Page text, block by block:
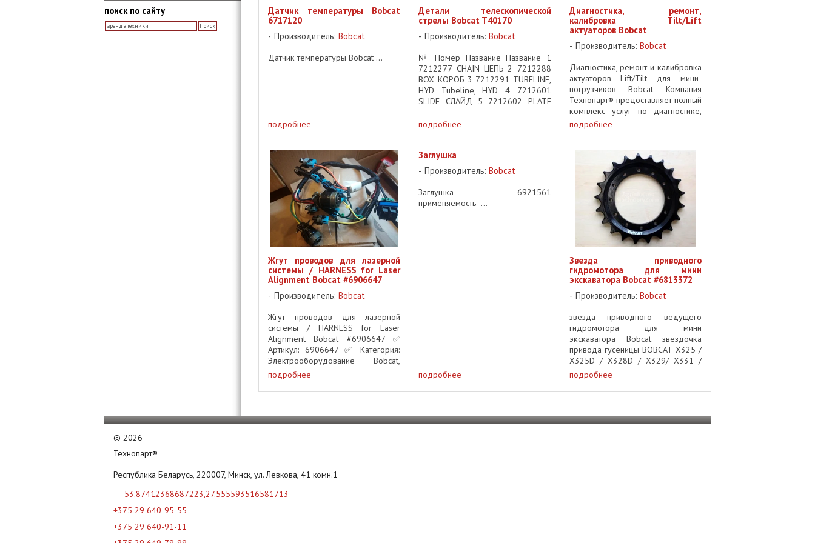
поиск по сайту
Датчик температуры Bobcat
6717120
Производитель: Bobcat
Датчик температуры Bobcat ...
подробнее
Детали телескопической
стрелы Bobcat T40170
Производитель:Bobcat
№ Номер Название Название 1
7212277 CHAIN ЦЕПЬ 2 7212288
BOX КОРОБ 3 7212291 TUBELINE,
HYD Tubeline, HYD 4 7212601
SLIDE СЛАЙД 5 7212602 PLATE
HYD Tubeline, HYD 7 7212614
PLATE ПЛАСТИНА 9 7213660 ...
подробнее
Диагностика, ремонт,
калибровка Tilt/Lift
актуаторов Bobcat
Производитель: Bobcat
Диагностика, ремонт и калибровка
актуаторов Lift/Tilt для мини-
погрузчиков Bobcat Компания
Технопарт® предоставляет полный
комплекс услуг по диагностике,
ремонту и калибровке актуаторов
Tilt (наклона) и Lift (подъема) для
мини-погрузчиков Bobcat . ...
подробнее
Жгут проводов для лазерной
системы / HARNESS for Laser
Alignment Bobcat #6906647
Производитель: Bobcat
Жгут проводов для лазерной
системы / HARNESS for Laser
Alignment Bobcat #6906647 ✅
Артикул: 6906647 ✅ Категория:
Электрооборудование Bobcat,
Жгуты проводов ✅
Применяемость: Системы
лазерного выравнивания для
Оригинальный ...
подробнее
Заглушка
Производитель:Bobcat
Заглушка 6921561
применяемость- ...
подробнее
Звезда приводного
гидромотора для мини
экскаватора Bobcat #6813372
Производитель: Bobcat
звезда приводного ведущего
гидромотора для мини
экскаватора Bobcat звездочка
привода гусеницы BOBCAT X325 /
X325D / X328D / X329/ X331 /
X331E / X334 номер детали
#6813372 количество отверстий -
12шт количество зубьев - ...
подробнее
© 2026
Технопарт®
Республика Беларусь, 220007, Минск, ул. Левкова, 41 комн.1
53.87412368687223,27.555593516581713
+375 29 640-95-55
+375 29 640-91-11